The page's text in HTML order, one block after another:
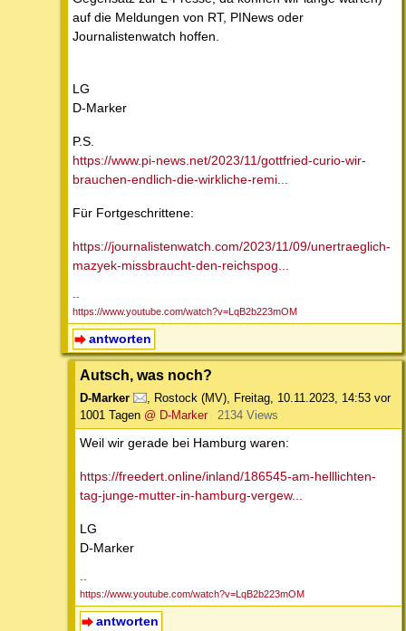
auf die Meldungen von RT, PINews oder
Journalistenwatch hoffen.
LG
D-Marker
P.S.
https://www.pi-news.net/2023/11/gottfried-curio-wir-
brauchen-endlich-die-wirkliche-remi...
Für Fortgeschrittene:
https://journalistenwatch.com/2023/11/09/unertraeglich-
mazyek-missbraucht-den-reichspog...
--
https://www.youtube.com/watch?v=LqB2b223mOM
antworten
Autsch, was noch?
D-Marker , Rostock (MV), Freitag, 10.11.2023, 14:53 vor
1001 Tagen @ D-Marker 2134 Views
Weil wir gerade bei Hamburg waren:
https://freedert.online/inland/186545-am-helllichten-
tag-junge-mutter-in-hamburg-vergew...
LG
D-Marker
--
https://www.youtube.com/watch?v=LqB2b223mOM
antworten